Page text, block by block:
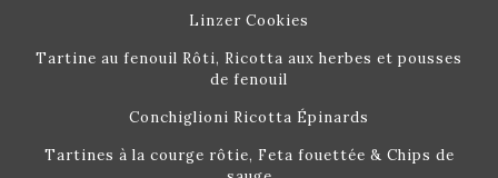
Linzer Cookies
Tartine au fenouil Rôti, Ricotta aux herbes et pousses
de fenouil
Conchiglioni Ricotta Épinards
Tartines à la courge rôtie, Feta fouettée & Chips de